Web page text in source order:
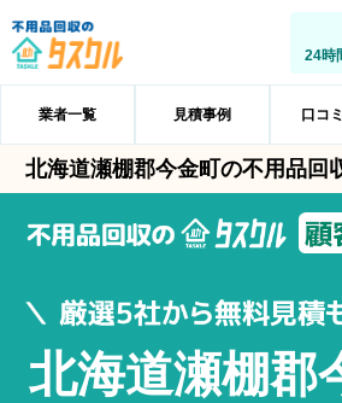
24時
業者一覧 見積事例 口コ
北海道瀬棚郡今金町の不用品回
北海道瀬棚郡